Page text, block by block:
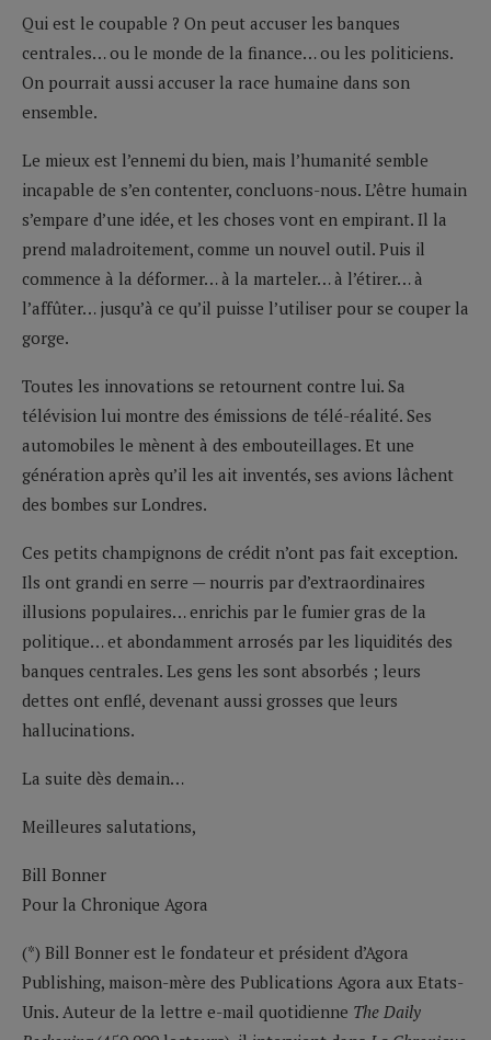
Qui est le coupable ? On peut accuser les banques
centrales… ou le monde de la finance… ou les politiciens.
On pourrait aussi accuser la race humaine dans son
ensemble.
Le mieux est l’ennemi du bien, mais l’humanité semble
incapable de s’en contenter, concluons-nous. L’être humain
s’empare d’une idée, et les choses vont en empirant. Il la
prend maladroitement, comme un nouvel outil. Puis il
commence à la déformer… à la marteler… à l’étirer… à
l’affûter… jusqu’à ce qu’il puisse l’utiliser pour se couper la
gorge.
Toutes les innovations se retournent contre lui. Sa
télévision lui montre des émissions de télé-réalité. Ses
automobiles le mènent à des embouteillages. Et une
génération après qu’il les ait inventés, ses avions lâchent
des bombes sur Londres.
Ces petits champignons de crédit n’ont pas fait exception.
Ils ont grandi en serre — nourris par d’extraordinaires
illusions populaires… enrichis par le fumier gras de la
politique… et abondamment arrosés par les liquidités des
banques centrales. Les gens les sont absorbés ; leurs
dettes ont enflé, devenant aussi grosses que leurs
hallucinations.
La suite dès demain…
Meilleures salutations,
Bill Bonner
Pour la Chronique Agora
(*) Bill Bonner est le fondateur et président d’Agora
Publishing, maison-mère des Publications Agora aux Etats-
Unis. Auteur de la lettre e-mail quotidienne The Daily